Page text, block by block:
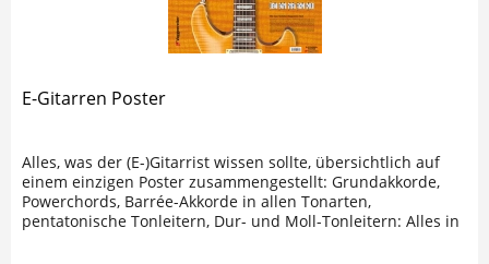
E-Gitarren Poster
Alles, was der (E-)Gitarrist wissen sollte, übersichtlich auf
einem einzigen Poster zusammengestellt: Grundakkorde,
Powerchords, Barrée-Akkorde in allen Tonarten,
pentatonische Tonleitern, Dur- und Moll-Tonleitern: Alles in